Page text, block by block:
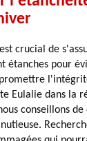
crucial de
étanches pour
Eulalie dans la
conseillons